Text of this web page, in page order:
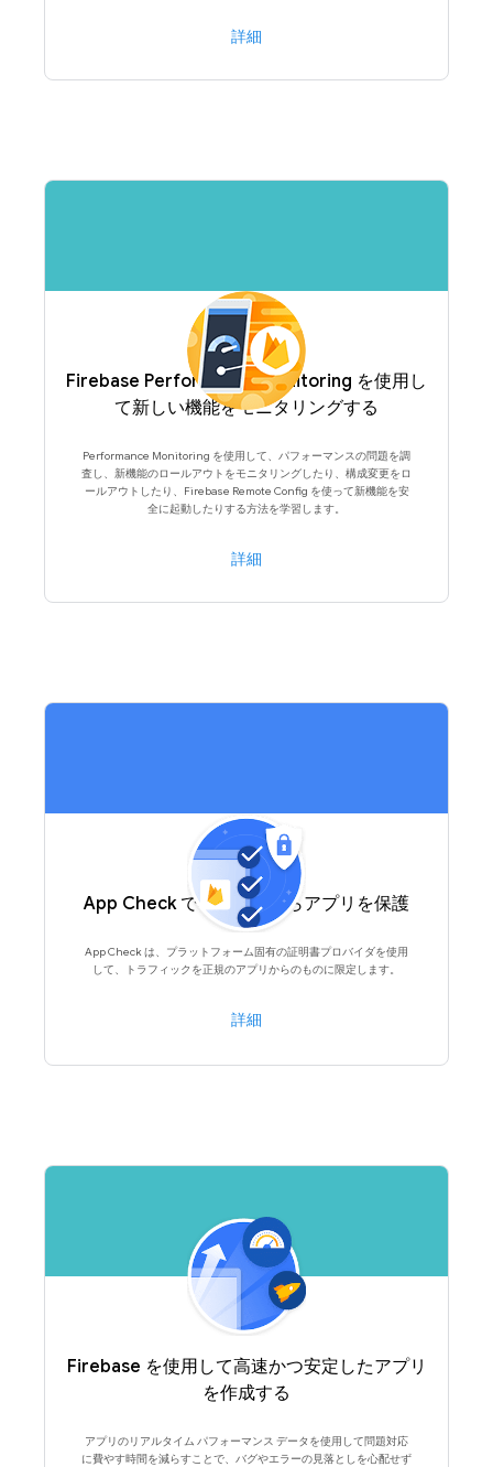
詳細
Firebase Performance Monitoring を使用し
て新しい機能をモニタリングする
Performance Monitoring を使用して、パフォーマンスの問題を調
査し、新機能のロールアウトをモニタリングしたり、構成変更をロ
ールアウトしたり、Firebase Remote Config を使って新機能を安
全に起動したりする方法を学習します。
詳細
App Check で不正行為からアプリを保護
App Check は、プラットフォーム固有の証明書プロバイダを使用
して、トラフィックを正規のアプリからのものに限定します。
詳細
Firebase を使用して高速かつ安定したアプリ
を作成する
アプリのリアルタイム パフォーマンス データを使用して問題対応
に費やす時間を減らすことで、バグやエラーの見落としを心配せず